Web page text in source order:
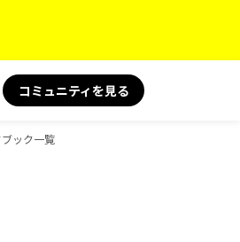
コミュニティを見る
ック一覧